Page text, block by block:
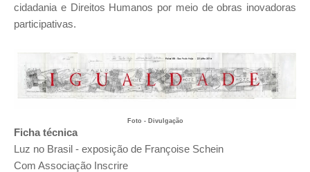
cidadania e Direitos Humanos por meio de obras inovadoras
participativas.
Foto - Divulgação
Ficha técnica
Luz no Brasil - exposição de Françoise Schein
Com Associação Inscrire